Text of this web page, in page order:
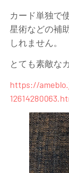
カード単独で
星術などの補
しれません。
とても素敵な
https://